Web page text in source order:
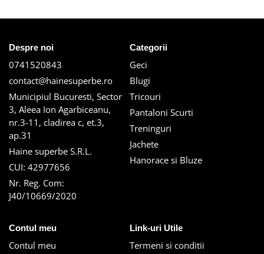
Despre noi
0741520843
contact@hainesuperbe.ro
Municipiul Bucuresti, Sector
3, Aleea Ion Agarbiceanu,
nr.3-11, cladirea c, et.3,
ap.31
Haine superbe S.R.L.
CUI: 42977656
Nr. Reg. Com:
J40/10669/2020
Categorii
Geci
Blugi
Tricouri
Pantaloni Scurti
Treninguri
Jachete
Hanorace si Bluze
Contul meu
Contul meu
Link-uri Utile
Termeni si conditii